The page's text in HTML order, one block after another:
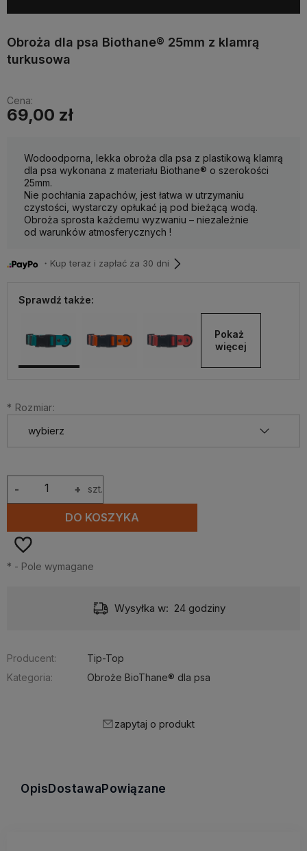
Obroża dla psa Biothane® 25mm z klamrą
turkusowa
Cena:
69,00 zł
Wodoodporna, lekka obroża dla psa z plastikową klamrą
dla psa wykonana z materiału Biothane® o szerokości
25mm.
Nie pochłania zapachów, jest łatwa w utrzymaniu
czystości, wystarczy opłukać ją pod bieżącą wodą.
Obroża sprosta każdemu wyzwaniu – niezależnie
od warunków atmosferycznych !
・Kup teraz i zapłać za 30 dni
Sprawdź także:
Pokaż
więcej
* Rozmiar:
+
- szt.
DO KOSZYKA
* - Pole wymagane
Wysyłka w: 24 godziny
Producent:
Tip-Top
Kategoria:
Obroże BioThane® dla psa
zapytaj o produkt
OpisDostawaPowiązane